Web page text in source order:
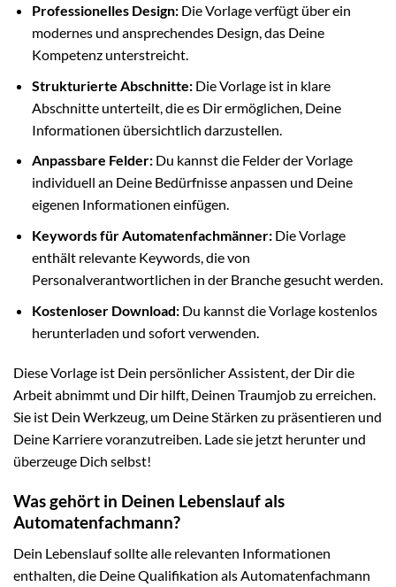
Professionelles Design:Die Vorlage verfügt über ein
modernes und ansprechendes Design, das Deine
Kompetenz unterstreicht.
Strukturierte Abschnitte:Die Vorlage ist in klare
Abschnitte unterteilt, die es Dir ermöglichen, Deine
Informationen übersichtlich darzustellen.
Anpassbare Felder:Du kannst die Felder der Vorlage
individuell an Deine Bedürfnisse anpassen und Deine
eigenen Informationen einfügen.
Keywords für Automatenfachmänner:Die Vorlage
enthält relevante Keywords, die von
Personalverantwortlichen in der Branche gesucht werden.
Kostenloser Download:Du kannst die Vorlage kostenlos
herunterladen und sofort verwenden.
Diese Vorlage ist Dein persönlicher Assistent, der Dir die
Arbeit abnimmt und Dir hilft, Deinen Traumjob zu erreichen.
Sie ist Dein Werkzeug, um Deine Stärken zu präsentieren und
Deine Karriere voranzutreiben. Lade sie jetzt herunter und
überzeuge Dich selbst!
Was gehört in Deinen Lebenslauf als
Automatenfachmann?
Dein Lebenslauf sollte alle relevanten Informationen
enthalten, die Deine Qualifikation als Automatenfachmann